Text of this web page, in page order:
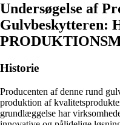
Undersøgelse af
Gulvbeskytteren:
Historie
Producenten af denne rund
produktion af
grundlæggelse har